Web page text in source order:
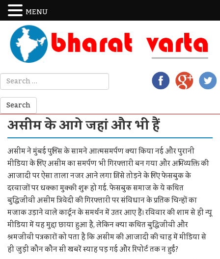
असीम के आगे जहां और भी हैं
असीम ने मुंबई पुलिस के सामने आत्मसमर्पण क्या किया नई और पुरानी
मीडिया के लिए असीम का समर्पण भी गिरफ्तारी बन गया और अभिव्यक्ति की
आजादी पर ऐसा ताला नजर आने लगा जिसे तोड़ने के लिए फेसबुक के
दरवाजों पर धक्का मुक्की शुरू हो गई. फेसबुक समाज के ये कथित
बुद्धिजीवी असीम त्रिवेदी की गिरफ्तारी पर संविधान के प्रतिक चिन्हों का
मजाक उड़ाने वाले कार्टून के समर्थन में उतर आए हैं। रविवार की शाम से ही न्यू
मीडिया में यह मुद्दा छाया हुआ है, लेकिन क्या कथित बुद्धिजीवी और
श्रमजीवी पत्रकारों को पता है कि असीम की आजादी की चाह में मीडिया से
ही जुड़ी कौन कौन सी खबरें स्याह पड़ गई और रिपोर्ट तक न हुईं?
MENU